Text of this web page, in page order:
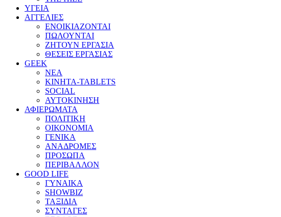
ΥΓΕΙΑ
ΑΓΓΕΛΙΕΣ
ΕΝΟΙΚΙΑΖΟΝΤΑΙ
ΠΩΛΟΥΝΤΑΙ
ΖΗΤΟΥΝ ΕΡΓΑΣΙΑ
ΘΕΣΕΙΣ ΕΡΓΑΣΙΑΣ
GEEK
ΝΕΑ
ΚΙΝΗΤΑ-TABLETS
SOCIAL
ΑΥΤΟΚΙΝΗΣΗ
ΑΦΙΕΡΩΜΑΤΑ
ΠΟΛΙΤΙΚΗ
ΟΙΚΟΝΟΜΙΑ
ΓΕΝΙΚΑ
ΑΝΑΔΡΟΜΕΣ
ΠΡΟΣΩΠΑ
ΠΕΡΙΒΑΛΛΟΝ
GOOD LIFE
ΓΥΝΑΙΚΑ
SHOWBIZ
ΤΑΞΙΔΙΑ
ΣΥΝΤΑΓΕΣ